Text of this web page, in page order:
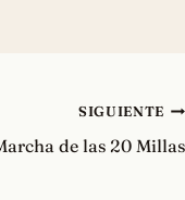
SIGUIENTE
de las 20 Millas